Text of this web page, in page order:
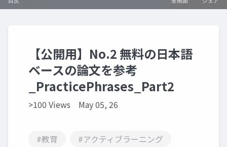
【公開用】No.2 無料の日本語
ベースの論文を参考
_PracticePhrases_Part2
>100 Views May 05, 26
#教育
#アクティブラーニング